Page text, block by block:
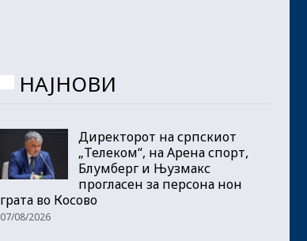
НАЈНОВИ
Директорот на српскиот
„Телеком“, на Арена спорт,
Блумберг и Њузмакс
прогласен за персона нон
грата во Косово
07/08/2026